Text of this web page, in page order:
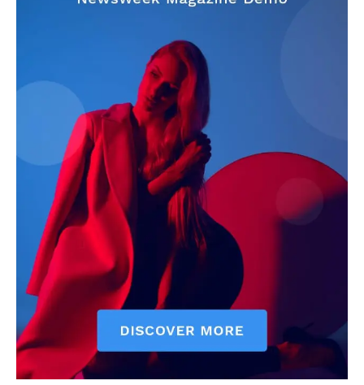
AIN NEWS 1
Contact Us
About Us
Privacy Policy
Terms of Use Agreement
Facebook
X WhatsApp
Share